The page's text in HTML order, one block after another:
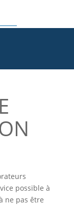
possible à
ne pas être